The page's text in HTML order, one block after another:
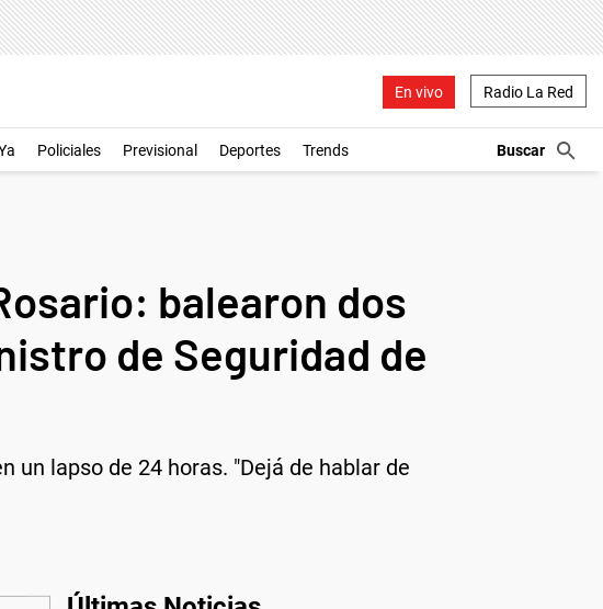
En vivo Radio La Red
Policiales Previsional Deportes Trends
balearon dos
de Seguridad de
lapso de 24 horas. "Dejá de hablar de